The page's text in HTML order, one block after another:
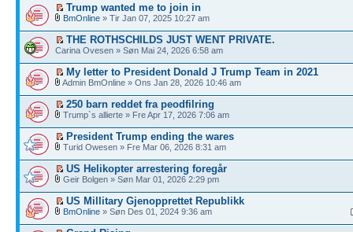
Trump wanted me to join in
BmOnline » Tir Jan 07, 2025 10:27 am
THE ROTHSCHILDS JUST WENT PRIVATE.
Carina Ovesen » Søn Mai 24, 2026 6:58 am
My letter to President Donald J Trump Team in 2021
Admin BmOnline » Ons Jan 28, 2026 10:46 am
250 barn reddet fra peodfilring
Trump`s allierte » Fre Apr 17, 2026 7:06 am
President Trump ending the wares
Turid Owesen » Fre Mar 06, 2026 8:31 am
US Helikopter arrestering foregår
Geir Bolgen » Søn Mar 01, 2026 2:29 pm
US Millitary Gjenopprettet Republikk
BmOnline » Søn Des 01, 2024 9:36 am